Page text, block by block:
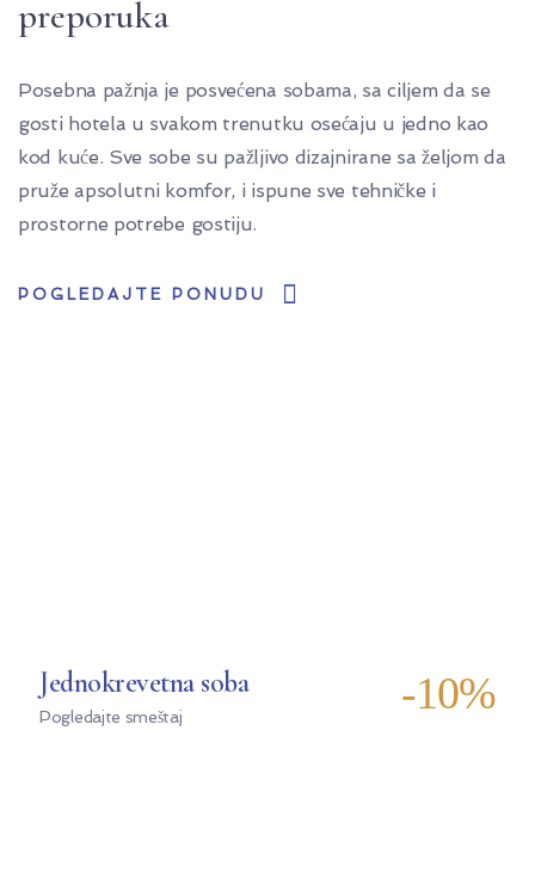
preporuka
Posebna pažnja je posvećena sobama, sa ciljem da se
gosti hotela u svakom trenutku osećaju u jedno kao
kod kuće. Sve sobe su pažljivo dizajnirane sa željom da
pruže apsolutni komfor, i ispune sve tehničke i
prostorne potrebe gostiju.
POGLEDAJTE PONUDU
Jednokrevetna soba
Pogledajte smeštaj -10%